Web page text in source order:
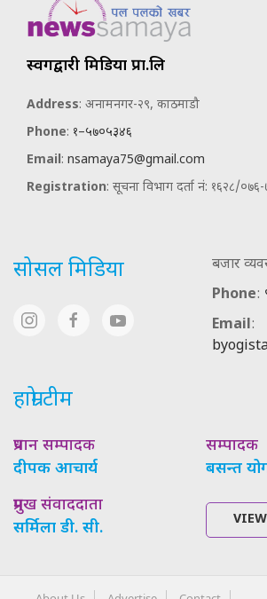
स्वर्गद्वारी मिडिया प्रा.लि
Address: अनामनगर-२९, काठमाडौ
Phone: १–५७०५३४६
Email: nsamaya75@gmail.com
Registration: सूचना विभाग दर्ता नं: १६२८/
सोसल मिडिया
बजार
Phone:
Email:
हाम्रो टीम
प्रधान सम्पादक
दीपक आचार्य
सम्पादक
बसन्त
प्रमुख संवाददाता
सर्मिला डी. सी.